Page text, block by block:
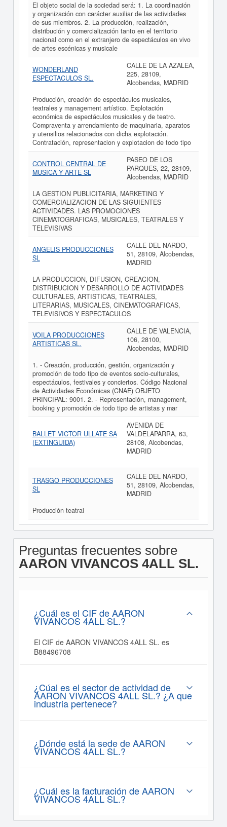
El objeto social de la sociedad será: 1. La coordinación
y organización con carácter auxiliar de las actividades
de sus miembros. 2. La producción, realización,
distribución y comercialización tanto en el territorio
nacional como en el extranjero de espectáculos en vivo
de artes escénicas y musicale
WONDERLAND
ESPECTACULOS SL.
CALLE DE LA AZALEA,
225, 28109,
Alcobendas, MADRID
Producción, creación de espectáculos musicales,
teatrales y management artístico. Explotación
económica de espectáculos musicales y de teatro.
Compraventa y arrendamiento de maquinaria, aparatos
y utensilios relacionados con dicha explotación.
Contratación, representacion y explotacion de todo tipo
CONTROL CENTRAL DE
MUSICA Y ARTE SL
PASEO DE LOS
PARQUES, 22, 28109,
Alcobendas, MADRID
LA GESTION PUBLICITARIA, MARKETING Y
COMERCIALIZACION DE LAS SIGUIENTES
ACTIVIDADES. LAS PROMOCIONES
CINEMATOGRAFICAS, MUSICALES, TEATRALES Y
TELEVISIVAS
ANGELIS PRODUCCIONES
SL
CALLE DEL NARDO,
51, 28109, Alcobendas,
MADRID
LA PRODUCCION, DIFUSION, CREACION,
DISTRIBUCION Y DESARROLLO DE ACTIVIDADES
CULTURALES, ARTISTICAS, TEATRALES,
LITERARIAS, MUSICALES, CINEMATOGRAFICAS,
TELEVISIVOS Y ESPECTACULOS
VOILA PRODUCCIONES
ARTISTICAS SL.
CALLE DE VALENCIA,
106, 28100,
Alcobendas, MADRID
1. - Creación, producción, gestión, organización y
promoción de todo tipo de eventos socio-culturales,
espectáculos, festivales y conciertos. Código Nacional
de Actividades Económicas (CNAE) OBJETO
PRINCIPAL: 9001. 2. - Representación, management,
booking y promoción de todo tipo de artistas y mar
BALLET VICTOR ULLATE SA
(EXTINGUIDA)
AVENIDA DE
VALDELAPARRA, 63,
28108, Alcobendas,
MADRID
TRASGO PRODUCCIONES
SL
CALLE DEL NARDO,
51, 28109, Alcobendas,
MADRID
Producción teatral
Preguntas frecuentes sobre
AARON VIVANCOS 4ALL SL.
¿Cuál es el CIF de AARON
VIVANCOS 4ALL SL.?
El CIF de AARON VIVANCOS 4ALL SL. es
B88496708
¿Cúal es el sector de actividad de
AARON VIVANCOS 4ALL SL.? ¿A que
industria pertenece?
¿Dónde está la sede de AARON
VIVANCOS 4ALL SL.?
¿Cuál es la facturación de AARON
VIVANCOS 4ALL SL.?